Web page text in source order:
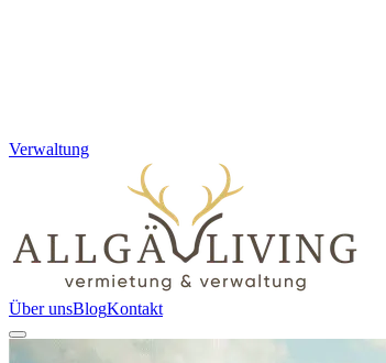
Verwaltung
Über unsBlogKontakt